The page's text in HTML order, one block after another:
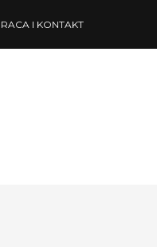
I KONTAKT